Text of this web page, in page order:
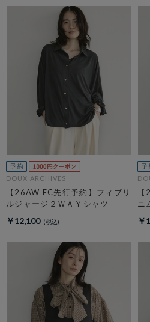
DOUX ARCHIVES
【26AW EC先行予約】フィブリ
ルジャージ２ＷＡＹシャツ
￥12,100
ニ
￥